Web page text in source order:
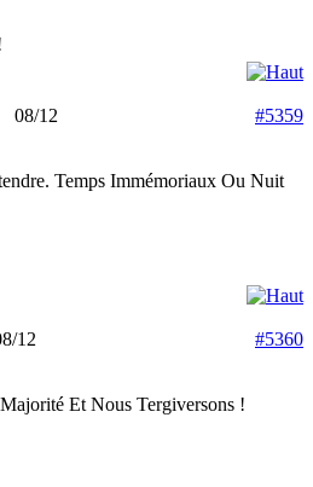
08/12
#5359
Temps Immémoriaux Ou Nuit
12
#5360
Et Nous Tergiversons !